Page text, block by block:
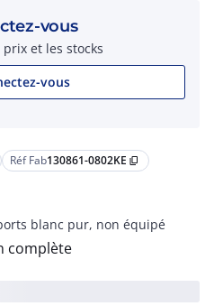
Réf Fab130861-0802KE content_copy
blanc pur, non équipé
complète
vous
et les stocks
vous